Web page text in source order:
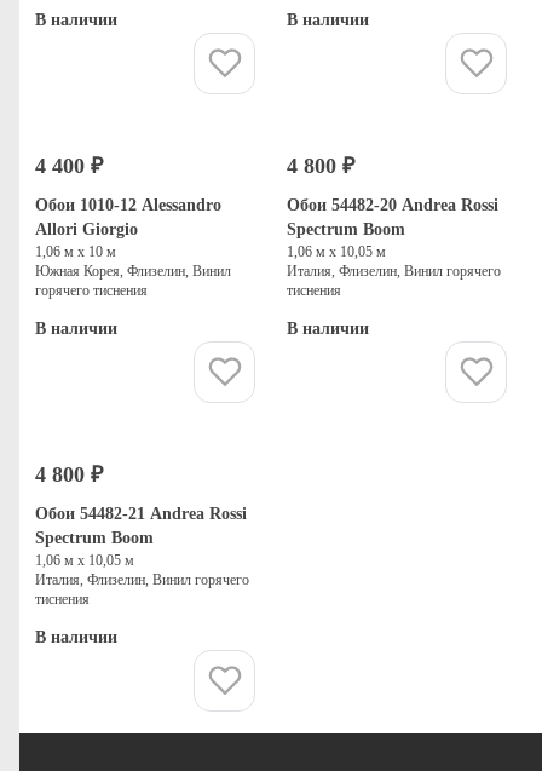
В наличии В наличии
4 400 ₽
Обои 1010-12 Alessandro
Allori Giorgio
1,06 м х 10 м
Южная Корея, Флизелин, Винил
горячего тиснения
В наличии
4 800 ₽
Обои 54482-20 Andrea Rossi
Spectrum Boom
1,06 м х 10,05 м
Италия, Флизелин, Винил горячего
тиснения
В наличии
4 800 ₽
Обои 54482-21 Andrea Rossi
Spectrum Boom
1,06 м х 10,05 м
Италия, Флизелин, Винил горячего
тиснения
В наличии